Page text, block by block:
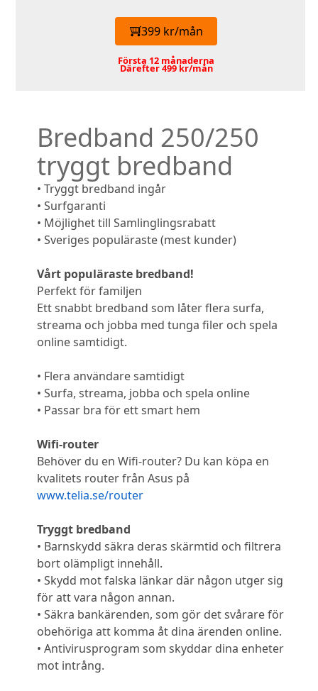
399 kr/mån
Första 12 månaderna
Därefter 499 kr/mån
Bredband 250/250
tryggt bredband
• Tryggt bredband ingår
• Surfgaranti
• Möjlighet till Samlinglingsrabatt
• Sveriges populäraste (mest kunder)
Vårt populäraste bredband!
Perfekt för familjen
Ett snabbt bredband som låter flera surfa,
streama och jobba med tunga filer och spela
online samtidigt.
• Flera användare samtidigt
• Surfa, streama, jobba och spela online
• Passar bra för ett smart hem
Wifi-router
Behöver du en Wifi-router? Du kan köpa en
kvalitets router från Asus på
www.telia.se/router
Tryggt bredband
• Barnskydd säkra deras skärmtid och filtrera
bort olämpligt innehåll.
• Skydd mot falska länkar där någon utger sig
för att vara någon annan.
• Säkra bankärenden, som gör det svårare för
obehöriga att komma åt dina ärenden online.
• Antivirusprogram som skyddar dina enheter
mot intrång.